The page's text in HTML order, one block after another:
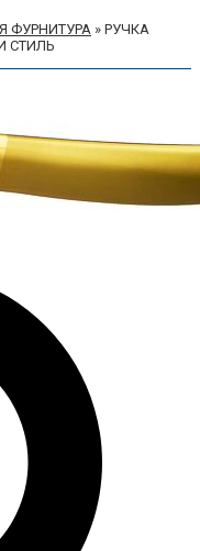
ФУРНИТУРА » РУЧКА
СТИЛЬ